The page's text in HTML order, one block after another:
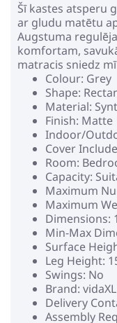
Šī kastes atsperu
ar gludu matētu
Augstuma
komfortam,
matracis sniedz
Colour: Grey
Shape:
Material:
Finish: Matte
Indoor/
Cover
Room:
Capacity:
Maximum
Maximum
Dimensions:
Min-Max
Surface
Leg Height:
Swings: No
Brand: vidaXL
Delivery
Assembly